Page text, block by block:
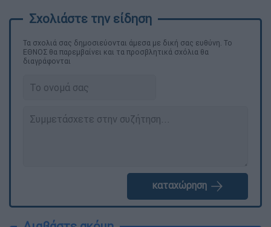
Τα σχολιά σας δημοσιεύονται άμεσα με δική σας ευθύνη. Το
ΕΘΝΟΣ θα παρεμβαίνει και τα προσβλητικά σχόλια θα
διαγράφονται
καταχώρηση